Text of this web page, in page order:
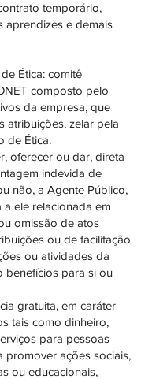
temporário,
aprendizes e demais
Ética: comitê
composto pelo
da empresa, que
atribuições, zelar pela
de Ética.
oferecer ou dar, direta
indevida de
não, a Agente Público,
ele relacionada em
omissão de atos
ou de facilitação
ou atividades da
benefícios para si ou
gratuita, em caráter
tais como dinheiro,
para pessoas
promover ações sociais,
ou educacionais,